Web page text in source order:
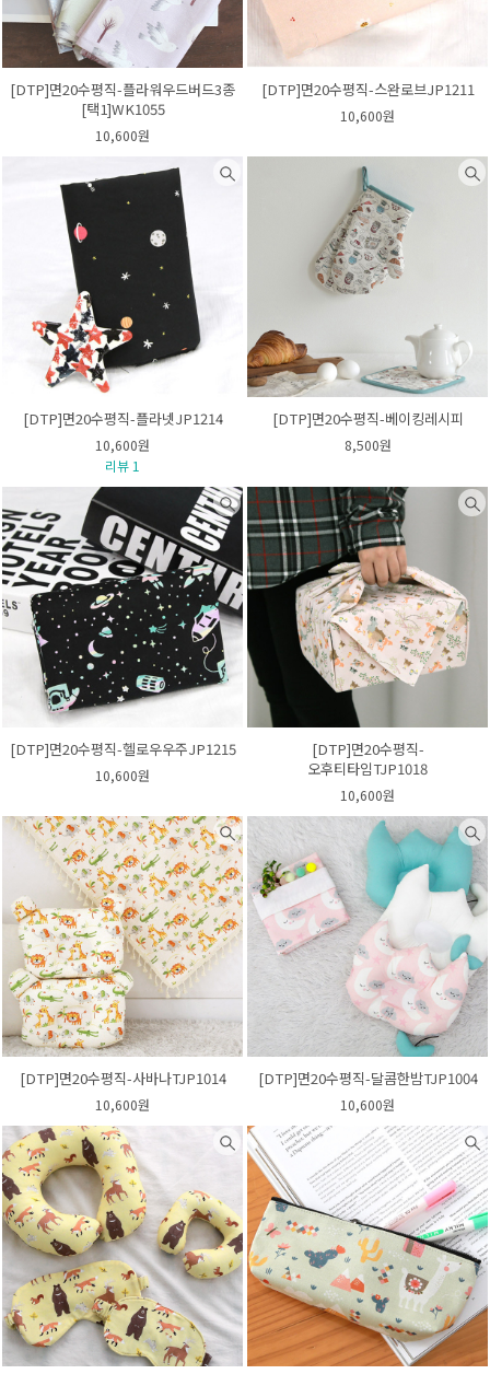
[DTP]면20수평직-플라워우드버드3종
[택1]WK1055
10,600원
[DTP]면20수평직-스완로브JP1211
10,600원
[DTP]면20수평직-플라넷JP1214
10,600원
리뷰 1
[DTP]면20수평직-베이킹레시피
8,500원
[DTP]면20수평직-헬로우우주JP1215
10,600원
[DTP]면20수평직-
오후티타임TJP1018
10,600원
[DTP]면20수평직-사바나TJP1014
10,600원
[DTP]면20수평직-달콤한밤TJP1004
10,600원